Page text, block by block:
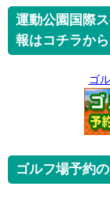
運動公園国際
報はコチラから
ゴ
ゴルフ場予約